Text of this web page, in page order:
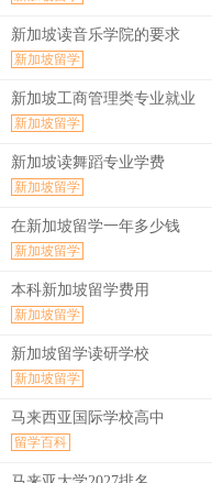
新加坡读音乐学院的要求
新加坡留学
新加坡工商管理类专业就业
新加坡留学
新加坡读舞蹈专业学费
新加坡留学
在新加坡留学一年多少钱
新加坡留学
本科新加坡留学费用
新加坡留学
新加坡留学读研学校
新加坡留学
马来西亚国际学校高中
留学百科